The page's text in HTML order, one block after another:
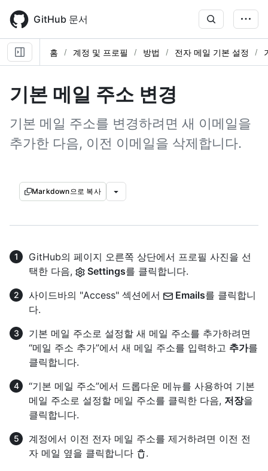
main
content
GitHub 문서
홈 계정 및 프로필 방법 전자 메일 기본 설정
기본 메일 주소 변경
기본 메일 주소를 변경하려면 새 이메일을
추가한 다음, 이전 이메일을 삭제합니다.
Markdown으로 복사
GitHub의 페이지 오른쪽 상단에서 프로필 사진을 선
택한 다음,
Settings를 클릭합니다.
사이드바의 "Access" 섹션에서
Emails를 클릭합니
다.
기본 메일 주소로 설정할 새 메일 주소를 추가하려면
“메일 주소 추가”에서 새 메일 주소를 입력하고 추가를
클릭합니다.
“기본 메일 주소”에서 드롭다운 메뉴를 사용하여 기본
메일 주소로 설정할 메일 주소를 클릭한 다음, 저장을
클릭합니다.
계정에서 이전 전자 메일 주소를 제거하려면 이전 전
자 메일 옆을 클릭합니다
.